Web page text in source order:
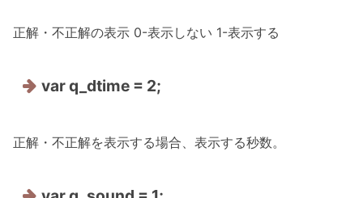
正解・不正解の表示 0-表示しない 1-表示する
var q_dtime = 2;
正解・不正解を表示する場合、表示する秒数。